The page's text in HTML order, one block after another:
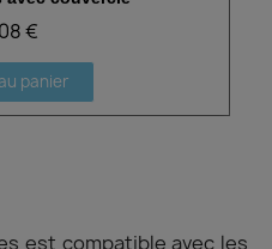
€
panier
est compatible avec les